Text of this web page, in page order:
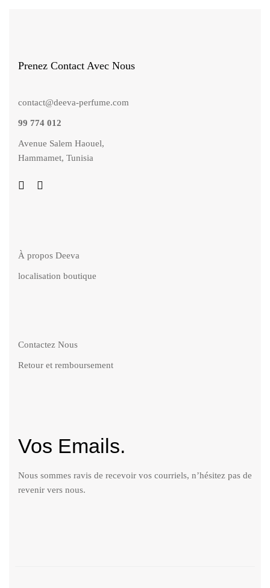
Prenez Contact Avec Nous
contact@deeva-perfume.com
99 774 012
Avenue Salem Haouel,
Hammamet, Tunisia
À propos Deeva
localisation boutique
Contactez Nous
Retour et remboursement
Vos Emails.
Nous sommes ravis de recevoir vos courriels, n’hésitez pas de
revenir vers nous.